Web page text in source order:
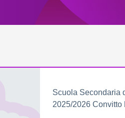
Scuola Secondaria
2025/2026 Convitto